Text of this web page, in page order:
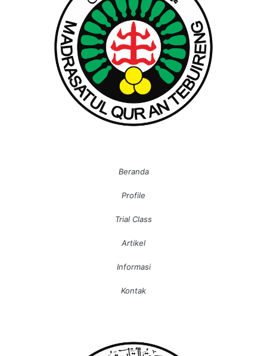
Beranda
Profile
Trial Class
Artikel
Informasi
Kontak